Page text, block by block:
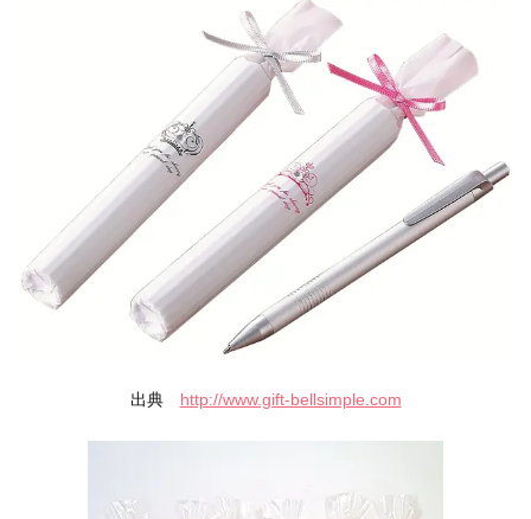
出典 http://www.gift-bellsimple.com